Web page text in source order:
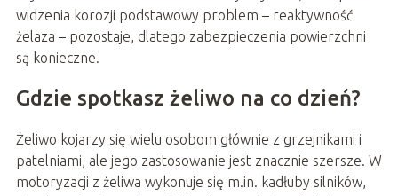
widzenia korozji podstawowy problem – reaktywność
żelaza – pozostaje, dlatego zabezpieczenia powierzchni
są konieczne.
Gdzie spotkasz żeliwo na co dzień?
Żeliwo kojarzy się wielu osobom głównie z grzejnikami i
patelniami, ale jego zastosowanie jest znacznie szersze. W
motoryzacji z żeliwa wykonuje się m.in. kadłuby silników,